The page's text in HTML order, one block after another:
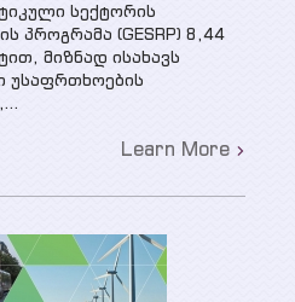
სექტორის
პროგრამა (GESRP) 8,44
მიზნად ისახავს
უსაფრთხოების
Learn More